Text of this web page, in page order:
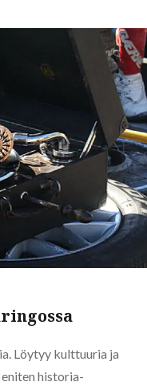
Löytyy kulttuuria ja
historia-